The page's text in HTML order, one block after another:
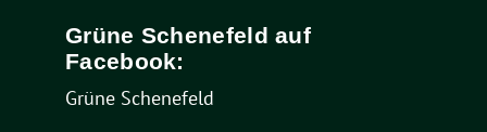
Grüne Schenefeld auf
Facebook:
Grüne Schenefeld